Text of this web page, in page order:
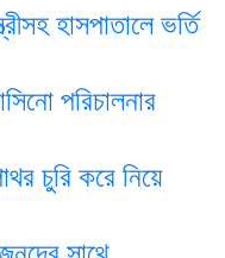
হাসপাতালে ভর্তি
পরিচালনার
চুরি করে নিয়ে